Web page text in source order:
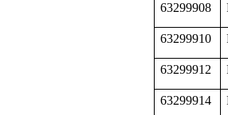
63299908
63299910
63299912
63299914